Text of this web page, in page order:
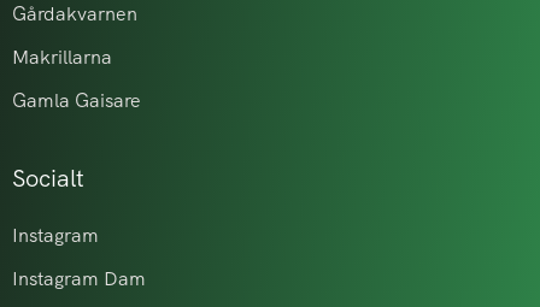
Gårdakvarnen
Makrillarna
Gamla Gaisare
Socialt
Instagram
Instagram Dam